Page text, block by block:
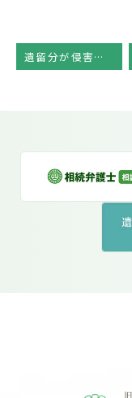
遺留分が侵害されている時は？